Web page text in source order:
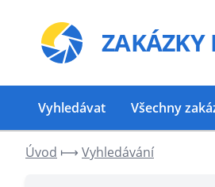
ZAKÁZKY
Vyhledávat Všechny
Úvod ⟼ Vyhledávání